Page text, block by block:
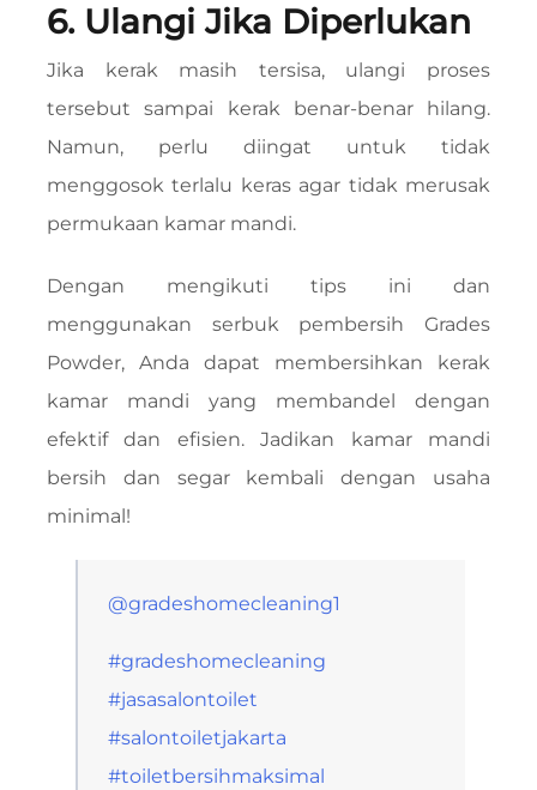
6. Ulangi Jika Diperlukan
Jika kerak masih tersisa, ulangi proses
tersebut sampai kerak benar-benar hilang.
Namun, perlu diingat untuk tidak
menggosok terlalu keras agar tidak merusak
permukaan kamar mandi.
Dengan mengikuti tips ini dan
menggunakan serbuk pembersih Grades
Powder, Anda dapat membersihkan kerak
kamar mandi yang membandel dengan
efektif dan efisien. Jadikan kamar mandi
bersih dan segar kembali dengan usaha
minimal!
@gradeshomecleaning1
#gradeshomecleaning
#jasasalontoilet
#salontoiletjakarta
#toiletbersihmaksimal